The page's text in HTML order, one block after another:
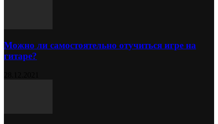
Можно ли самостоятельно отучиться игре на
гитаре?